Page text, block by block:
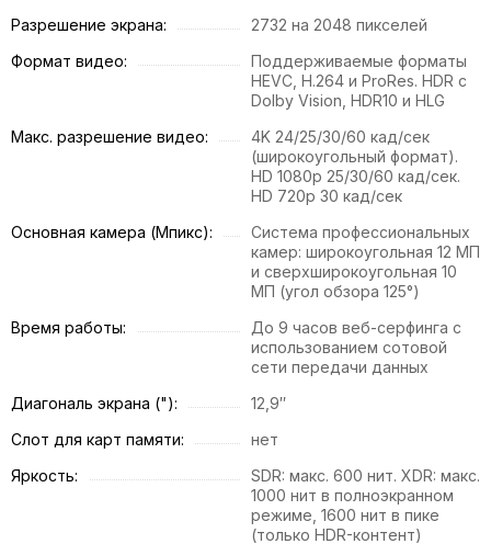
Разрешение экрана:
2732 на 2048 пикселей
Формат видео:
Поддерживаемые форматы
HEVC, H.264 и ProRes. HDR с
Dolby Vision, HDR10 и HLG
Макс. разрешение видео:
4K 24/25/30/60 кад/сек
(широкоугольный формат).
HD 1080p 25/30/60 кад/сек.
HD 720p 30 кад/сек
Основная камера (Мпикс):
Система профессиональных
камер: широкоугольная 12 МП
и сверхширокоугольная 10
МП (угол обзора 125°)
Время работы:
До 9 часов веб-серфинга с
использованием сотовой
сети передачи данных
Диагональ экрана ("):
12,9″
Слот для карт памяти:
нет
Яркость:
SDR: макс. 600 нит. XDR: макс.
1000 нит в полноэкранном
режиме, 1600 нит в пике
(только HDR-контент)